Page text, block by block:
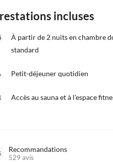
incluses
À partir de 2 nuits en chambre
standard
Petit-déjeuner quotidien
Accès au sauna et à l'espace
Recommandations
529 avis